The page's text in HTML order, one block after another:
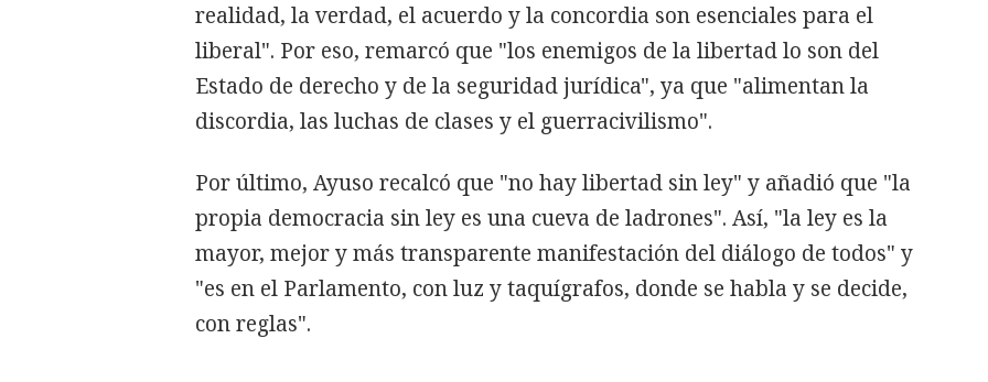
realidad, la verdad, el acuerdo y la concordia son esenciales para el
liberal". Por eso, remarcó que "los enemigos de la libertad lo son del
Estado de derecho y de la seguridad jurídica", ya que "alimentan la
discordia, las luchas de clases y el guerracivilismo".
Por último, Ayuso recalcó que "no hay libertad sin ley" y añadió que "la
propia democracia sin ley es una cueva de ladrones". Así, "la ley es la
mayor, mejor y más transparente manifestación del diálogo de todos" y
"es en el Parlamento, con luz y taquígrafos, donde se habla y se decide,
con reglas".